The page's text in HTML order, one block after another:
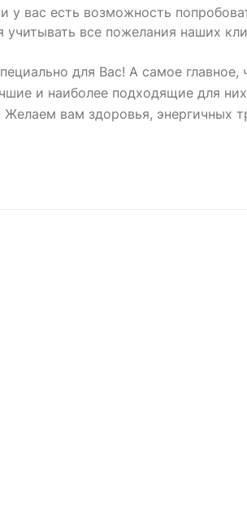
у вас есть возможность
все пожелания наших
для Вас! А самое
и наиболее подходящие для
Желаем вам здоровья, энергичных